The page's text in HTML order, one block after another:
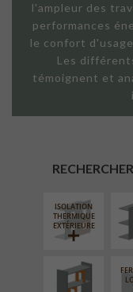
l'ampleur des
performances
le confort
Les
témoignent et
ISOLATION
THERMIQUE
EXTÉRIEURE
RÉAMÉNAGEMENT
INTÉRIEUR